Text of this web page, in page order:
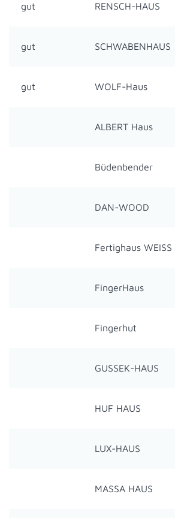
gut RENSCH-HAUS
gut SCHWABENHAUS
gut WOLF-Haus
ALBERT Haus
Büdenbender
DAN-WOOD
Fertighaus WEISS
FingerHaus
Fingerhut
GUSSEK-HAUS
HUF HAUS
LUX-HAUS
MASSA HAUS